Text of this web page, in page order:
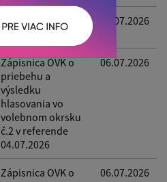
Pozvánka na
mimoriadne OZ
22.07.2026
Zápisnica OVK o
priebehu a
výsledku
hlasovania vo
volebnom okrsku
č.2 v referende
04.07.2026
06.07.2026
Zápisnica OVK o
06.07.2026